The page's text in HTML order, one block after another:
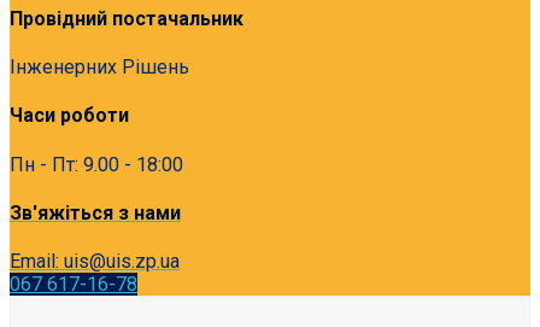
Провідний постачальник
Інженерних Рішень
Часи роботи
Пн - Пт: 9.00 - 18:00
Зв'яжіться з нами
Email: uis@uis.zp.ua
067 617-16-78